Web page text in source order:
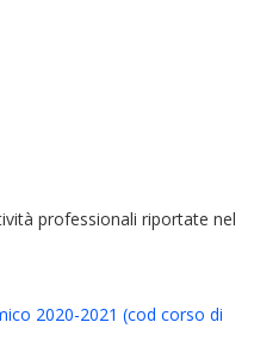
professionali riportate nel
2020-2021 (cod corso di